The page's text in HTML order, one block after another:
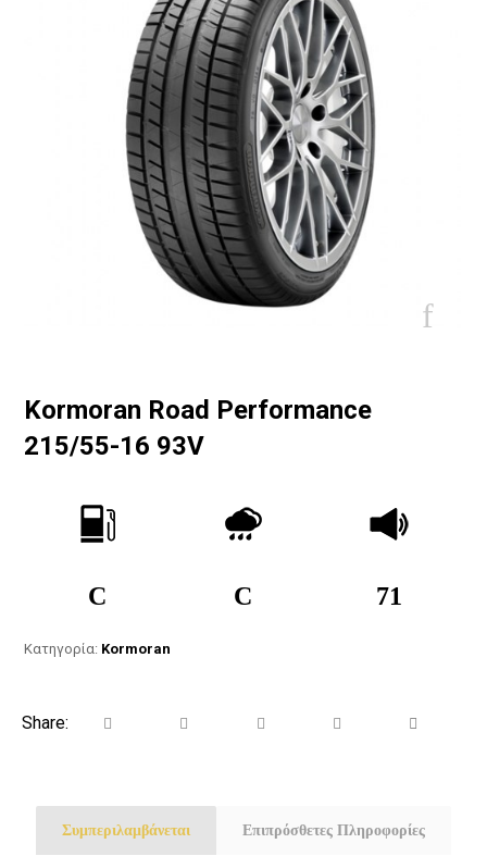
Kormoran Road Performance
215/55-16 93V
C C 71
Κατηγορία: Kormoran
Συμπεριλαμβάνεται Επιπρόσθετες Πληροφορίες